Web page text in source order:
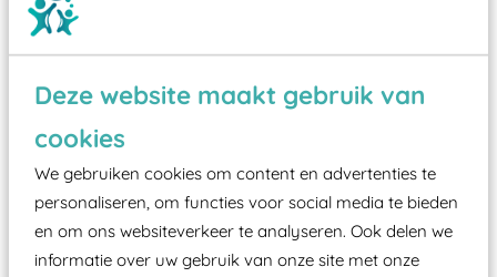
Deze website maakt gebruik van
cookies
We gebruiken cookies om content en advertenties te
personaliseren, om functies voor social media te bieden
en om ons websiteverkeer te analyseren. Ook delen we
informatie over uw gebruik van onze site met onze
Wist je dat:
Vanaf een valhoogte van 1,5 meter een speciale
valondergrond onder speeltoestellen verplicht is
zoals kunstgras, rubber tegels of boomschors?
Elk speeltoestel in de openbare ruimte voorzien